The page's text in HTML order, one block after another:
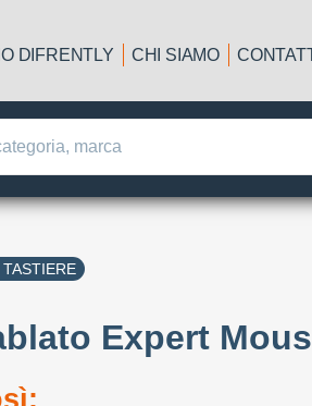
DIFRENTLY CHI SIAMO
Expert